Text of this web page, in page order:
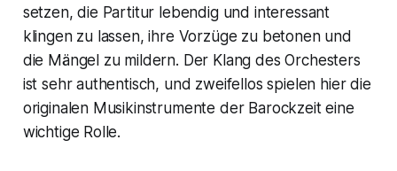
setzen, die Partitur lebendig und interessant
klingen zu lassen, ihre Vorzüge zu betonen und
die Mängel zu mildern. Der Klang des Orchesters
ist sehr authentisch, und zweifellos spielen hier die
originalen Musikinstrumente der Barockzeit eine
wichtige Rolle.